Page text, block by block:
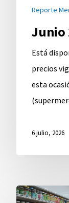
Reporte
Junio
Está
precios
esta
6 julio, 2026
Proyecto